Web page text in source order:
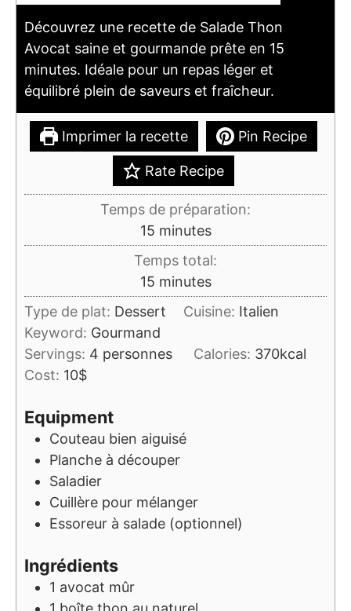
Découvrez une recette de Salade Thon
Avocat saine et gourmande prête en 15
minutes. Idéale pour un repas léger et
équilibré plein de saveurs et fraîcheur.
Imprimer la recette Pin Recipe
Rate Recipe
Temps de préparation:
15minutes
minutes
Temps total:
15minutes
minutes
Type de plat: Dessert Cuisine: Italien
Keyword: Gourmand
Servings: 4 personnes Calories: 370kcal
Cost: 10$
Equipment
Couteau bien aiguisé
Planche à découper
Saladier
Cuillère pour mélanger
Essoreur à salade (optionnel)
Ingrédients
1 avocat mûr